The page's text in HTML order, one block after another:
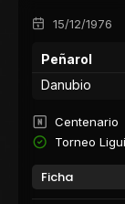
15/12/1976
Peñarol
Danubio
Centenario
Torneo
Ficha